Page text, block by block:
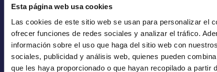
Esta página web usa cookies
Las cookies de este sitio web se usan para personalizar el
ofrecer funciones de redes sociales y analizar el tráfico.
información sobre el uso que haga del sitio web con
sociales, publicidad y análisis web, quienes pueden
que les haya proporcionado o que hayan recopilado a partir
Blog
FAQs
Calculadora de Renting
Aviso Legal